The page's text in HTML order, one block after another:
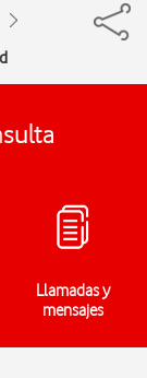
Llamadas y
mensajes